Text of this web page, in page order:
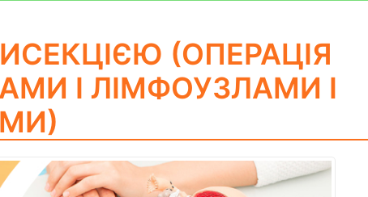
(ОПЕРАЦІЯ
І ЛІМФОУЗЛАМИ І